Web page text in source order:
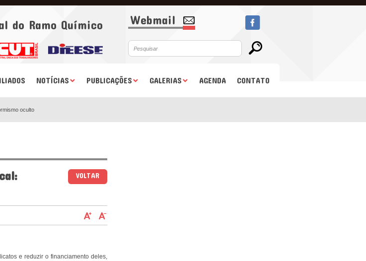
do Ramo Químico Webmail
NOTÍCIAS PUBLICAÇÕES GALERIAS AGENDA CONTATO
oculto
VOLTAR
e reduzir o financiamento deles,